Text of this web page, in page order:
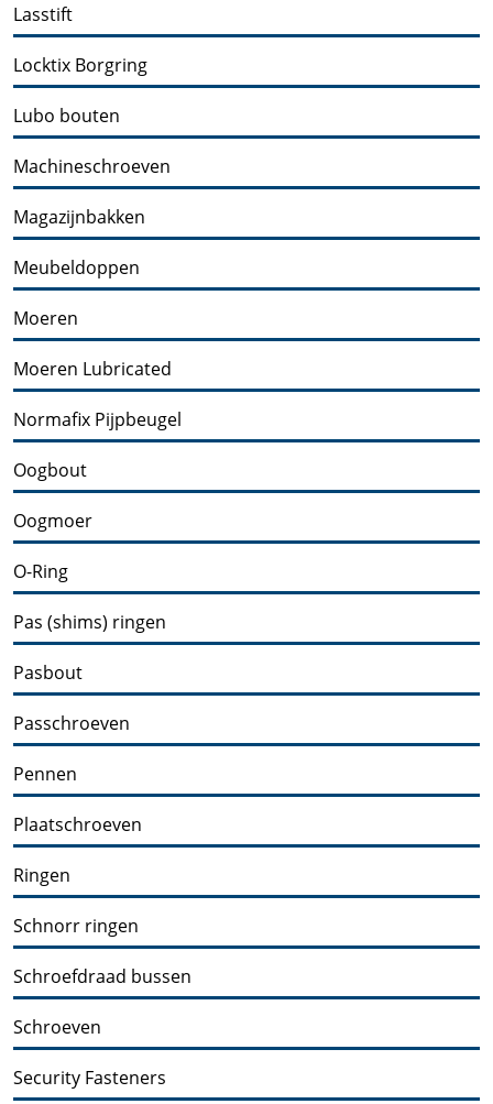
Lasstift
Locktix Borgring
Lubo bouten
Machineschroeven
Magazijnbakken
Meubeldoppen
Moeren
Moeren Lubricated
Normafix Pijpbeugel
Oogbout
Oogmoer
O-Ring
Pas (shims) ringen
Pasbout
Passchroeven
Pennen
Plaatschroeven
Ringen
Schnorr ringen
Schroefdraad bussen
Schroeven
Security Fasteners